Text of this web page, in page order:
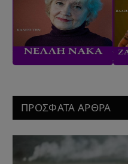
ΠΡΟΣΦΑΤΑ ΑΡΘΡΑ